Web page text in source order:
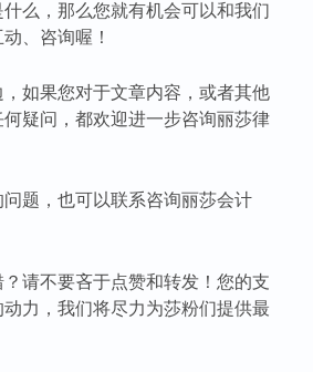
么，那么您就有机会可以和我们
、咨询喔！
如果您对于文章内容，或者其他
疑问，都欢迎进一步咨询丽莎律
题，也可以联系咨询丽莎会计
请不要吝于点赞和转发！您的支
力，我们将尽力为莎粉们提供最